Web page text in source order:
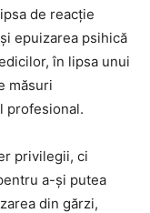
de reacție
epuizarea psihică
în lipsa unui
măsuri
profesional.
privilegii, ci
a-și putea
din gărzi,